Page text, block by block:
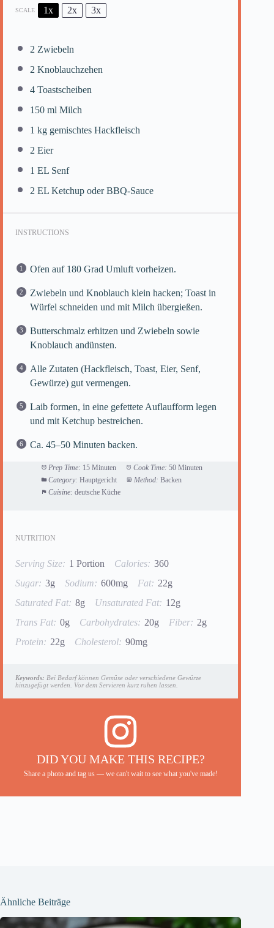
SCALE 1x 2x 3x
2 Zwiebeln
2 Knoblauchzehen
4 Toastscheiben
150 ml Milch
1 kg gemischtes Hackfleisch
2 Eier
1 EL Senf
2 EL Ketchup oder BBQ-Sauce
INSTRUCTIONS
Ofen auf 180 Grad Umluft vorheizen.
Zwiebeln und Knoblauch klein hacken; Toast in
Würfel schneiden und mit Milch übergießen.
Butterschmalz erhitzen und Zwiebeln sowie
Knoblauch andünsten.
Alle Zutaten (Hackfleisch, Toast, Eier, Senf,
Gewürze) gut vermengen.
Laib formen, in eine gefettete Auflaufform legen
und mit Ketchup bestreichen.
Ca. 45–50 Minuten backen.
Prep Time: 15 Minuten Cook Time: 50 Minuten
Category: Hauptgericht Method: Backen
Cuisine: deutsche Küche
NUTRITION
Serving Size: 1 Portion Calories: 360
Sugar: 3g Sodium: 600mg Fat: 22g
Saturated Fat: 8g Unsaturated Fat: 12g
Trans Fat: 0g Carbohydrates: 20g Fiber: 2g
Protein: 22g Cholesterol: 90mg
Keywords: Bei Bedarf können Gemüse oder verschiedene Gewürze
hinzugefügt werden. Vor dem Servieren kurz ruhen lassen.
DID YOU MAKE THIS RECIPE?
Share a photo and tag us — we can't wait to see what you've made!
Ähnliche Beiträge